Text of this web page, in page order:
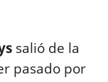
salió de la
pasado por